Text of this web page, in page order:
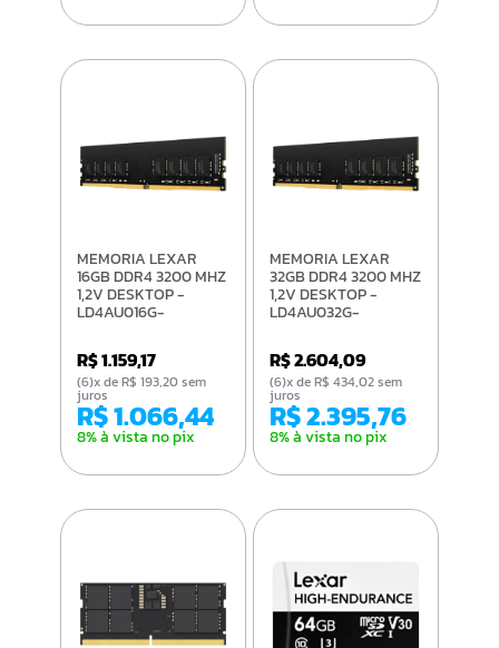
MEMORIA LEXAR
16GB DDR4 3200 MHZ
1,2V DESKTOP -
LD4AU016G-
R$ 1.159,17
R$ 1.066,44
8% à vista no pix
(6)x de R$ 193,20 sem
juros
MEMORIA LEXAR
32GB DDR4 3200 MHZ
1,2V DESKTOP -
LD4AU032G-
R$ 2.604,09
R$ 2.395,76
8% à vista no pix
(6)x de R$ 434,02 sem
juros